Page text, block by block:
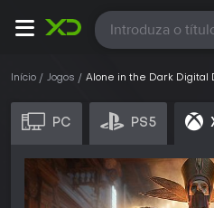
Todas
Início Jogos Alone in the Dark Digital
PC PS5